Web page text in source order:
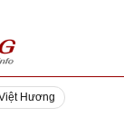
Hương